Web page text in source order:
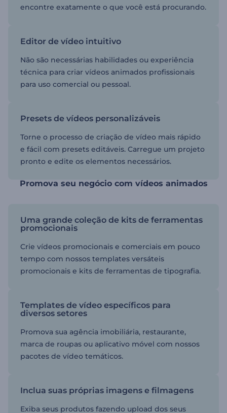
encontre exatamente o que você está procurando.
Editor de vídeo intuitivo
Não são necessárias habilidades ou experiência
técnica para criar vídeos animados profissionais
para uso comercial ou pessoal.
Presets de vídeos personalizáveis
Torne o processo de criação de vídeo mais rápido
e fácil com presets editáveis. Carregue um projeto
pronto e edite os elementos necessários.
Promova seu negócio com vídeos animados
Uma grande coleção de kits de ferramentas
promocionais
Crie vídeos promocionais e comerciais em pouco
tempo com nossos templates versáteis
promocionais e kits de ferramentas de tipografia.
Templates de vídeo específicos para
diversos setores
Promova sua agência imobiliária, restaurante,
marca de roupas ou aplicativo móvel com nossos
pacotes de vídeo temáticos.
Inclua suas próprias imagens e filmagens
Exiba seus produtos fazendo upload dos seus